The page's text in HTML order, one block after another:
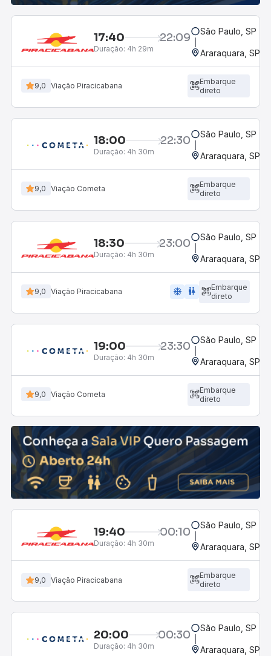
17:40 22:09
Duração: 4h 29m
São Paulo, SP -
Araraquara, SP -
9,0 Viação Piracicabana
Embarque
direto
18:00 22:30
Duração: 4h 30m
São Paulo, SP -
Araraquara, SP -
9,0 Viação Cometa
Embarque
direto
18:30 23:00
Duração: 4h 30m
São Paulo, SP -
Araraquara, SP -
9,0 Viação Piracicabana ac_unit wc
Embarque
direto
19:00 23:30
Duração: 4h 30m
São Paulo, SP -
Araraquara, SP -
9,0 Viação Cometa
Embarque
direto
19:40 00:10
Duração: 4h 30m
São Paulo, SP -
Araraquara, SP -
9,0 Viação Piracicabana
Embarque
direto
20:00 00:30
Duração: 4h 30m
São Paulo, SP -
Araraquara, SP -